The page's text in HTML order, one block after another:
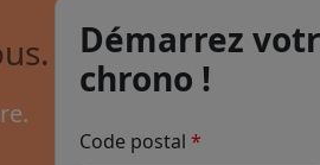
Démarrez
chrono !
Code postal